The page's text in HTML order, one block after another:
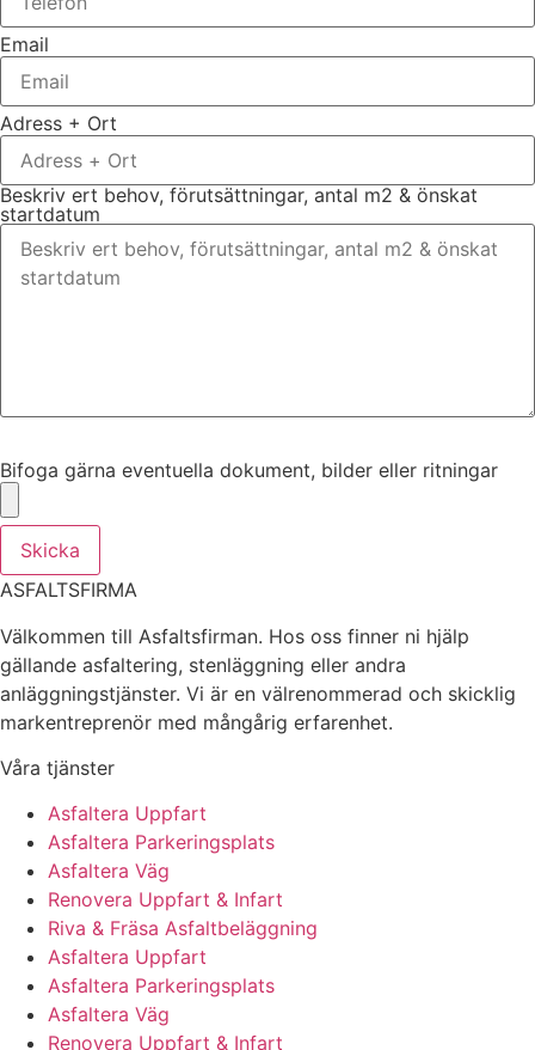
Email
Adress + Ort
Beskriv ert behov, förutsättningar, antal m2 & önskat
startdatum
Bifoga gärna eventuella dokument, bilder eller ritningar
Skicka
ASFALTSFIRMA
Välkommen till Asfaltsfirman. Hos oss finner ni hjälp
gällande asfaltering, stenläggning eller andra
anläggningstjänster. Vi är en välrenommerad och skicklig
markentreprenör med mångårig erfarenhet.
Våra tjänster
Asfaltera Uppfart
Asfaltera Parkeringsplats
Asfaltera Väg
Renovera Uppfart & Infart
Riva & Fräsa Asfaltbeläggning
Asfaltera Uppfart
Asfaltera Parkeringsplats
Asfaltera Väg
Renovera Uppfart & Infart